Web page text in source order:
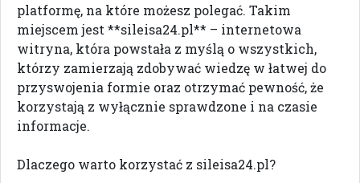
platformę, na które możesz polegać. Takim
miejscem jest **sileisa24.pl** – internetowa
witryna, która powstała z myślą o wszystkich,
którzy zamierzają zdobywać wiedzę w łatwej do
przyswojenia formie oraz otrzymać pewność, że
korzystają z wyłącznie sprawdzone i na czasie
informacje.
Dlaczego warto korzystać z sileisa24.pl?